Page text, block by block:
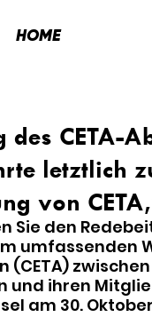
HOME
des CETA-
letztlich
von
Sie den
umfassenden
(CETA)
und ihren
am 30.